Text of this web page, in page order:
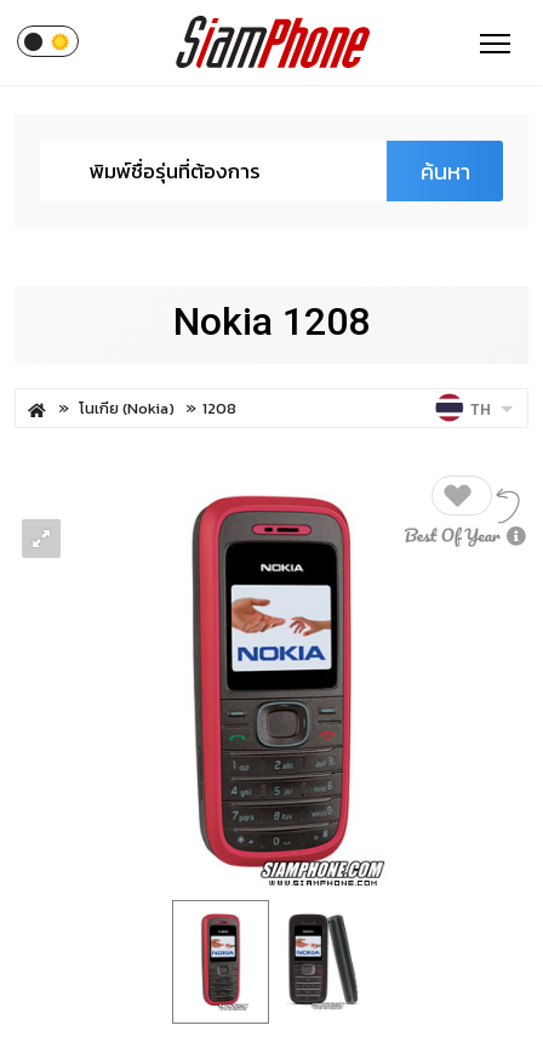
ค้นหา
Nokia 1208
โนเกีย (Nokia) 1208 TH